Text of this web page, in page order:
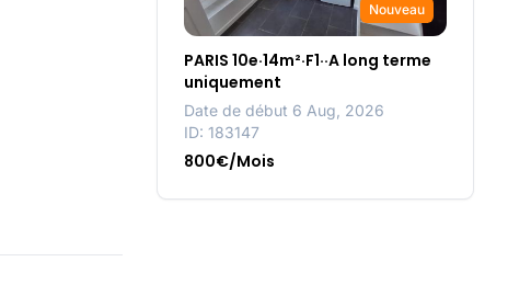
Nouveau
PARIS 10e·14m²·F1··A long terme
uniquement
Date de début 6 Aug, 2026
ID: 183147
800€/Mois